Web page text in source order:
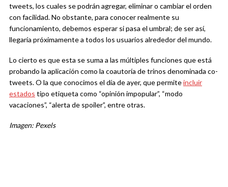
tweets, los cuales se podrán agregar, eliminar o cambiar el orden
con facilidad. No obstante, para conocer realmente su
funcionamiento, debemos esperar si pasa el umbral; de ser así,
llegaría próximamente a todos los usuarios alrededor del mundo.
Lo cierto es que esta se suma a las múltiples funciones que está
probando la aplicación como la coautoría de trinos denominada co-
tweets. O la que conocimos el día de ayer, que permiteincluir
estados tipo etiqueta como “opinión impopular”, “modo
vacaciones”, “alerta de spoiler”, entre otras.
Imagen: Pexels